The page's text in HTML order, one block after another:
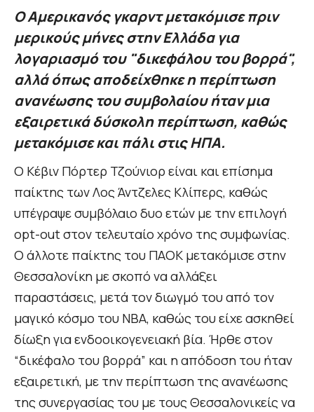
Ο Αμερικανός γκαρντ μετακόμισε πριν
μερικούς μήνες στην Ελλάδα για
λογαριασμό του "δικεφάλου του βορρά",
αλλά όπως αποδείχθηκε η περίπτωση
ανανέωσης του συμβολαίου ήταν μια
εξαιρετικά δύσκολη περίπτωση, καθώς
μετακόμισε και πάλι στις ΗΠΑ.
Ο Κέβιν Πόρτερ Τζούνιορ είναι και επίσημα
παίκτης των Λος Άντζελες Κλίπερς, καθώς
υπέγραψε συμβόλαιο δυο ετών με την επιλογή
opt-out στον τελευταίο χρόνο της συμφωνίας.
Ο άλλοτε παίκτης του ΠΑΟΚ μετακόμισε στην
Θεσσαλονίκη με σκοπό να αλλάξει
παραστάσεις, μετά τον διωγμό του από τον
μαγικό κόσμο του NBA, καθώς του είχε ασκηθεί
δίωξη για ενδοοικογενειακή βία. Ήρθε στον
“δικέφαλο του βορρά” και η απόδοση του ήταν
εξαιρετική, με την περίπτωση της ανανέωσης
της συνεργασίας του με τους Θεσσαλονικείς να